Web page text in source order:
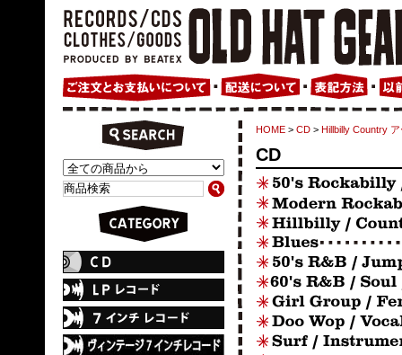
HOME > CD > Hillbilly Country
CD